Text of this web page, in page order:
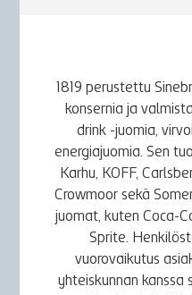
1819 perustettu
konsernia ja
drink -juomia,
energiajuomia. Sen
Karhu, KOFF,
Crowmoor sekä
juomat, kuten Coca-
Sprite.
vuorovaikutus
yhteiskunnan